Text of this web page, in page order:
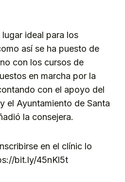
lugar ideal para los
así se ha puesto de
con los cursos de
en marcha por la
con el apoyo del
el Ayuntamiento de Santa
la consejera.
en el clínic lo
bit.ly/45nKl5t